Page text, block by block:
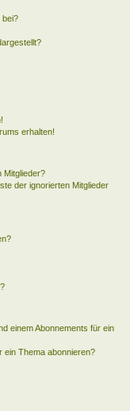
bei?
erhalten!
Mitglieder?
der ignorierten Mitglieder
einem Abonnements für ein
ein Thema abonnieren?